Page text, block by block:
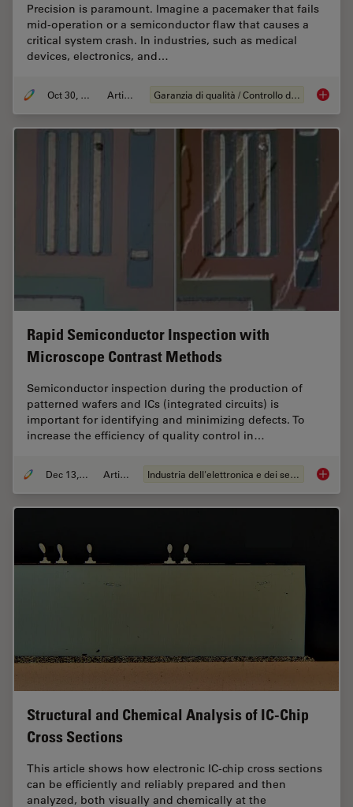
Precision is paramount. Imagine a pacemaker that fails
mid-operation or a semiconductor flaw that causes a
critical system crash. In industries, such as medical
devices, electronics, and…
Oct 30, 2025 Articolo Garanzia di qualità / Controllo di qualità Quality
Rapid Semiconductor Inspection with
Microscope Contrast Methods
Semiconductor inspection during the production of
patterned wafers and ICs (integrated circuits) is
important for identifying and minimizing defects. To
increase the efficiency of quality control in…
Dec 13, 2023 Articolo Industria dell'elettronica e dei semiconduttori Rapid
Structural and Chemical Analysis of IC-Chip
Cross Sections
This article shows how electronic IC-chip cross sections
can be efficiently and reliably prepared and then
analyzed, both visually and chemically at the